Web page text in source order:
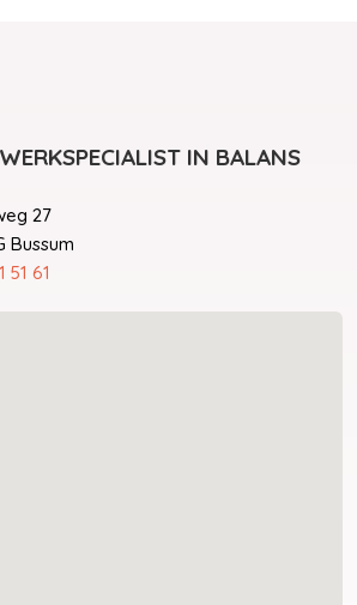
IN BALANS
27
Bussum
51 61